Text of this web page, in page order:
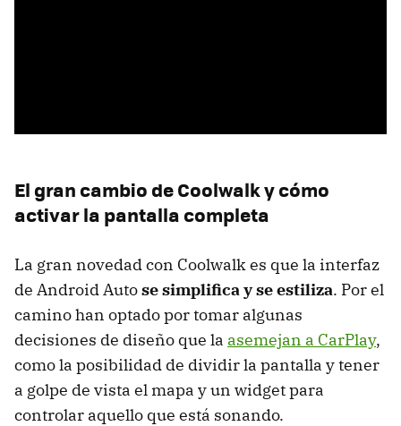
El gran cambio de Coolwalk y cómo
activar la pantalla completa
La gran novedad con Coolwalk es que la interfaz
de Android Autose simplifica y se estiliza. Por el
camino han optado por tomar algunas
decisiones de diseño que la asemejan a CarPlay,
como la posibilidad de dividir la pantalla y tener
a golpe de vista el mapa y un widget para
controlar aquello que está sonando.